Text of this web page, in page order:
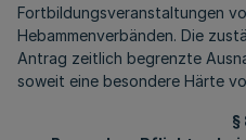
Fortbildungsveranstaltungen
Hebammenverbänden. Die
Antrag zeitlich begrenzte
soweit eine besondere Härte
§